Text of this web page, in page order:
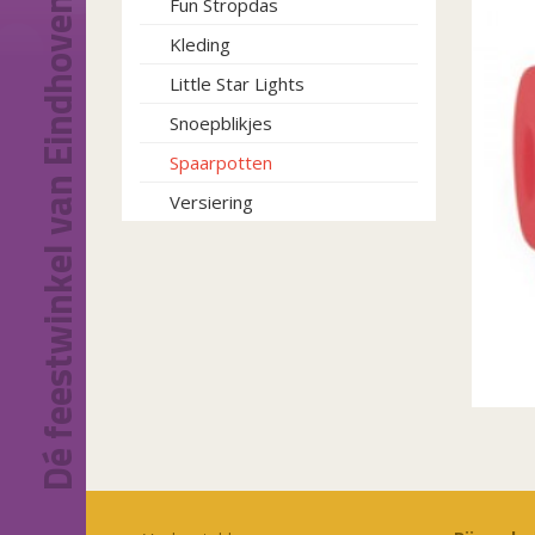
Fun Stropdas
Kleding
Little Star Lights
Snoepblikjes
Spaarpotten
Versiering
Dé feestwinkel van Eindhoven!